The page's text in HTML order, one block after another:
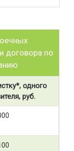
договора по
одного
руб.